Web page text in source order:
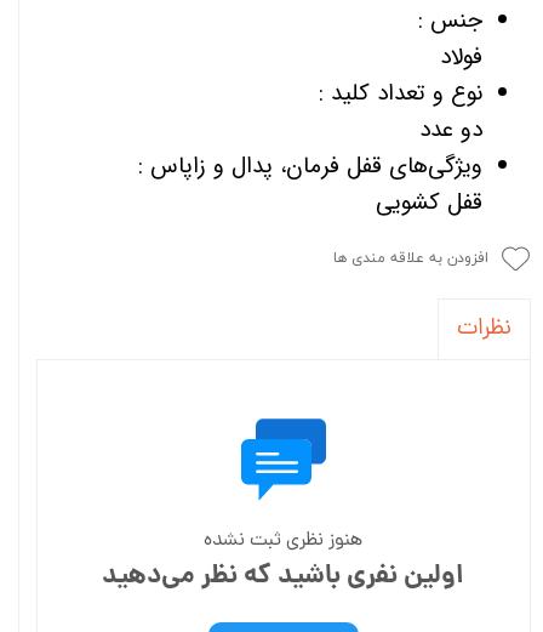
جنس :
فولاد
نوع و تعداد کلید :
دو عدد
ویژگی‌های قفل فرمان، پدال و زاپاس :
قفل کشویی
افزودن به علاقه مندی ها
نظرات
هنوز نظری ثبت نشده
اولین نفری باشید که نظر می‌دهید